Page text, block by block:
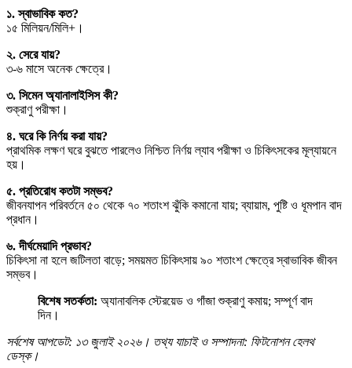
১. স্বাভাবিক কত?
১৫ মিলিয়ন/মিলি+।
২. সেরে যায়?
৩-৬ মাসে অনেক ক্ষেত্রে।
৩. সিমেন অ্যানালাইসিস কী?
শুক্রাণু পরীক্ষা।
৪. ঘরে কি নির্ণয় করা যায়?
প্রাথমিক লক্ষণ ঘরে বুঝতে পারলেও নিশ্চিত নির্ণয় ল্যাব পরীক্ষা ও চিকিৎসকের মূল্যায়নে
হয়।
৫. প্রতিরোধ কতটা সম্ভব?
জীবনযাপন পরিবর্তনে ৫০ থেকে ৭০ শতাংশ ঝুঁকি কমানো যায়; ব্যায়াম, পুষ্টি ও ধূমপান বাদ
প্রধান।
৬. দীর্ঘমেয়াদি প্রভাব?
চিকিৎসা না হলে জটিলতা বাড়ে; সময়মত চিকিৎসায় ৯০ শতাংশ ক্ষেত্রে স্বাভাবিক জীবন
সম্ভব।
বিশেষ সতর্কতা: অ্যানাবলিক স্টেরয়েড ও গাঁজা শুক্রাণু কমায়; সম্পূর্ণ বাদ
দিন।
সর্বশেষ আপডেট: ১৩ জুলাই ২০২৬। তথ্য যাচাই ও সম্পাদনা: ফিটনোশন হেলথ
ডেস্ক।